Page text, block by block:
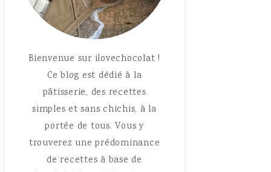
Bienvenue sur ilovechocolat !
Ce blog est dédié à la
pâtisserie, des recettes
simples et sans chichis, à la
portée de tous. Vous y
trouverez une prédominance
de recettes à base de